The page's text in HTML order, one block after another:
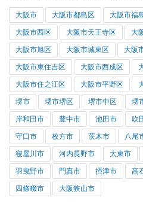
大阪市 大阪市都島区 大阪市福
大阪市西区 大阪市天王寺区 大
大阪市旭区 大阪市城東区 大阪
大阪市東住吉区 大阪市西成区
大阪市住之江区 大阪市平野区
堺市 堺市堺区 堺市中区 堺
岸和田市 豊中市 池田市 吹
守口市 枚方市 茨木市 八尾
寝屋川市 河内長野市 大東市
羽曳野市 門真市 摂津市 高
四條畷市 大阪狭山市